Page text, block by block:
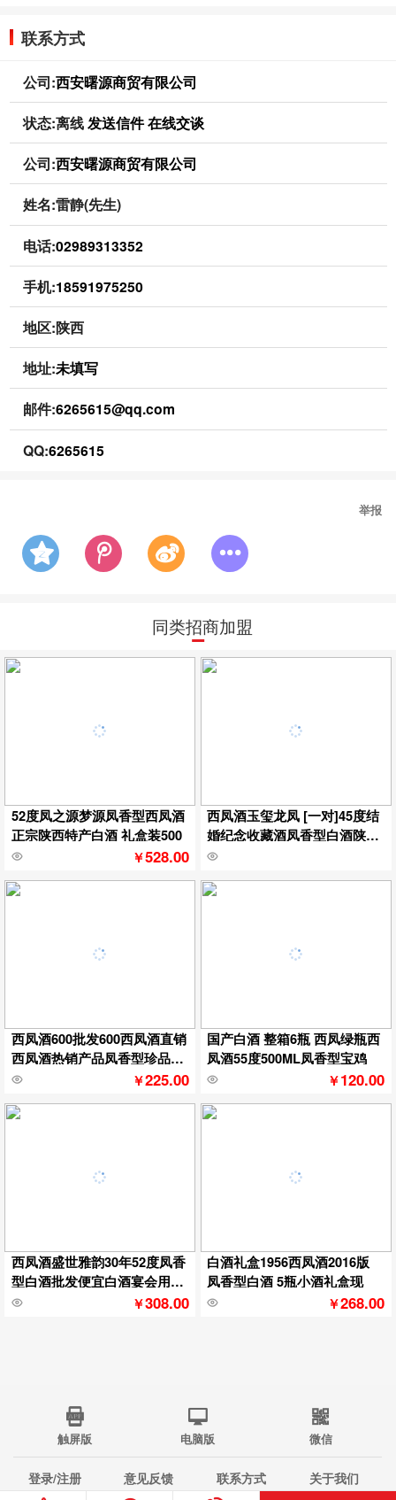
联系方式
公司:西安曙源商贸有限公司
状态:离线发送信件在线交谈
公司:西安曙源商贸有限公司
姓名:雷静(先生)
电话:02989313352
手机:18591975250
地区:陕西
地址:未填写
邮件:6265615@qq.com
QQ:6265615
举报
同类招商加盟
52度凤之源梦源凤香型西凤酒
正宗陕西特产白酒 礼盒装500
￥528.00
西凤酒玉玺龙凤 [一对]45度结
婚纪念收藏酒凤香型白酒陕西
酒
西凤酒600批发600西凤酒直销
西凤酒热销产品凤香型珍品白
酒
￥225.00
国产白酒 整箱6瓶 西凤绿瓶西
凤酒55度500ML凤香型宝鸡
￥120.00
西凤酒盛世雅韵30年52度凤香
型白酒批发便宜白酒宴会用酒
水特
￥308.00
白酒礼盒1956西凤酒2016版
凤香型白酒 5瓶小酒礼盒现
￥268.00
触屏版 电脑版 微信
登录/注册 意见反馈 联系方式
关于我们